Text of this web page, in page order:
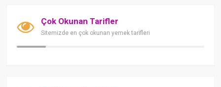
Çok Okunan Tarifler
Sitemizde en çok okunan yemek tarifleri